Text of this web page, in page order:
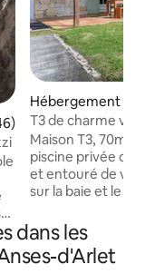
moyenne sur la
Hébergement ⋅
T3 de charme
privée chauffée
Maison T3, 70m2
piscine privée chauffée
et entouré de
sur la baie et le
wifi, machine à
à laver la
ondes, cafetière
dans les
d'Arlet